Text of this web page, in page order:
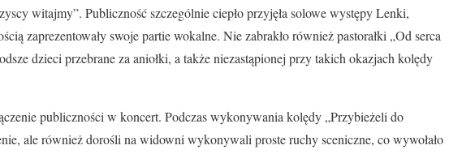
witajmy”. Publiczność szczególnie ciepło przyjęła solowe występy Lenki,
zaprezentowały swoje partie wokalne. Nie zabrakło również pastorałki „Od serca
dzieci przebrane za aniołki, a także niezastąpionej przy takich okazjach kolędy
publiczności w koncert. Podczas wykonywania kolędy „Przybieżeli do
ale również dorośli na widowni wykonywali proste ruchy sceniczne, co wywołało